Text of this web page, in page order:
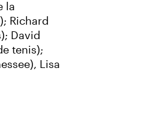
la
Richard
David
tenis);
Lisa